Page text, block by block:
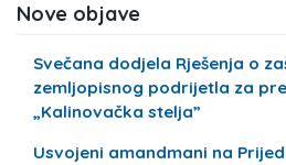
Nove objave
Svečana dodjela Rješenja o
zemljopisnog podrijetla za
„Kalinovačka stelja”
Usvojeni amandmani na